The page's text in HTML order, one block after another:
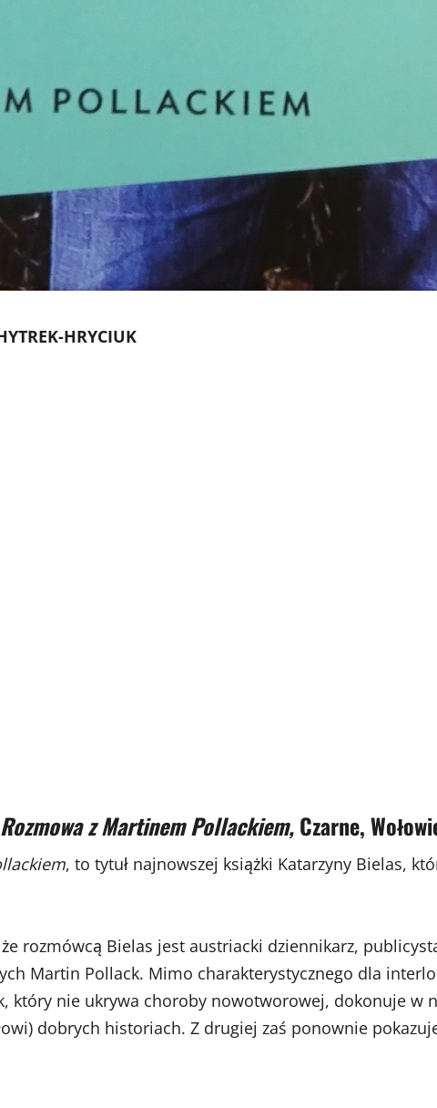
HRYCIUK
z Martinem Pollackiem,Czarne,
, to tytuł najnowszej książki Katarzyny Bielas,
rozmówcą Bielas jest austriacki dziennikarz,
Martin Pollack. Mimo charakterystycznego dla
który nie ukrywa choroby nowotworowej, dokonuje
dobrych historiach. Z drugiej zaś ponownie